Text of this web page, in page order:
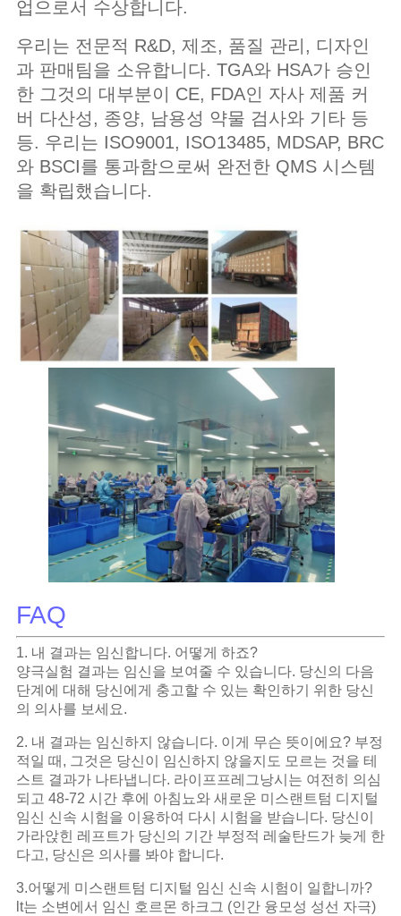
업으로서 수상합니다.
우리는 전문적 R&D, 제조, 품질 관리, 디자인
과 판매팀을 소유합니다. TGA와 HSA가 승인
한 그것의 대부분이 CE, FDA인 자사 제품 커
버 다산성, 종양, 남용성 약물 검사와 기타 등
등. 우리는 ISO9001, ISO13485, MDSAP, BRC
와 BSCI를 통과함으로써 완전한 QMS 시스템
을 확립했습니다.
FAQ
1. 내 결과는 임신합니다. 어떻게 하죠?
양극실험 결과는 임신을 보여줄 수 있습니다. 당신의 다음
단계에 대해 당신에게 충고할 수 있는 확인하기 위한 당신
의 의사를 보세요.
2. 내 결과는 임신하지 않습니다. 이게 무슨 뜻이에요? 부정
적일 때, 그것은 당신이 임신하지 않을지도 모르는 것을 테
스트 결과가 나타냅니다. 라이프프레그낭시는 여전히 의심
되고 48-72 시간 후에 아침뇨와 새로운 미스랜트텀 디지털
임신 신속 시험을 이용하여 다시 시험을 받습니다. 당신이
가라앉힌 레프트가 당신의 기간 부정적 레술탄드가 늦게 한
다고, 당신은 의사를 봐야 합니다.
3.어떻게 미스랜트텀 디지털 임신 신속 시험이 일합니까?
lt는 소변에서 임신 호르몬 하크그 (인간 융모성 성선 자극)